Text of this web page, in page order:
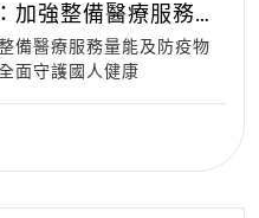
加強整備醫療服務量
族群接種疫苗 全面
備醫療服務量能及防疫物
面守護國人健康